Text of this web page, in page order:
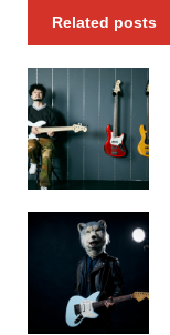
Related posts